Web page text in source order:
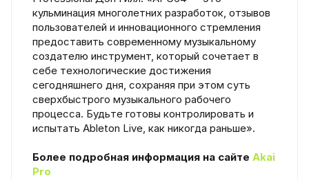
кульминация многолетних разработок, отзывов
пользователей и инновационного стремления
предоставить современному музыкальному
создателю инструмент, который сочетает в
себе технологические достижения
сегодняшнего дня, сохраняя при этом суть
сверхбыстрого музыкального рабочего
процесса. Будьте готовы контролировать и
испытать Ableton Live, как никогда раньше».
Более подробная информация на сайте Akai
Pro